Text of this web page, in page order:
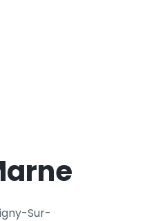
Sur-